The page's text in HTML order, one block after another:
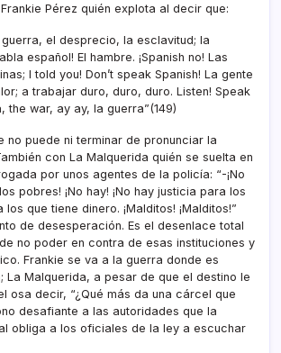
Pérez quién explota al decir que:
el desprecio, la esclavitud; la
español! El hambre. ¡Spanish no! Las
I told you! Don’t speak Spanish! La gente
a trabajar duro, duro, duro. Listen! Speak
the war, ay ay, la guerra”(149)
no puede ni terminar de pronunciar la
con La Malquerida quién se suelta en
por unos agentes de la policí­a: “-¡No
pobres! ¡No hay! ¡No hay justicia para los
que tiene dinero. ¡Malditos! ¡Malditos!”
de desesperación. Es el desenlace total
no poder en contra de esas instituciones y
Frankie se va a la guerra donde es
La Malquerida, a pesar de que el destino le
osa decir, “¿Qué más da una cárcel que
desafiante a las autoridades que la
obliga a los oficiales de la ley a escuchar